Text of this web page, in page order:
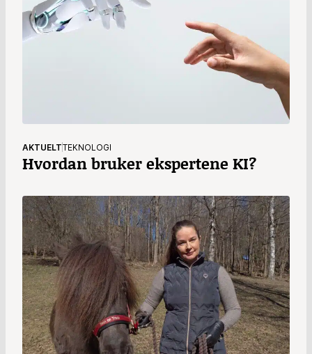
AKTUELTTEKNOLOGI
Hvordan bruker ekspertene KI?